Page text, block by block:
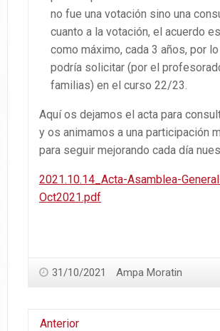
no fue una votación sino una
cuanto a la votación, el acuerdo
como máximo, cada 3 años, por
podría solicitar (por el
familias) en el curso 22/23.
Aquí os dejamos el acta para
y os animamos a una participación
para seguir mejorando cada día
2021.10.14_Acta-Asamblea-
Oct2021.pdf
31/10/2021 Ampa Moratin
Anterior